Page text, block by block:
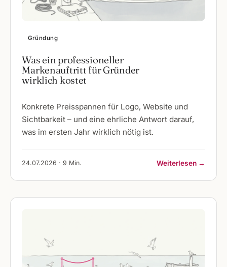
Gründung
Was ein professioneller
Markenauftritt für Gründer
wirklich kostet
Konkrete Preisspannen für Logo, Website und
Sichtbarkeit – und eine ehrliche Antwort darauf,
was im ersten Jahr wirklich nötig ist.
24.07.2026 · 9 Min. Weiterlesen →